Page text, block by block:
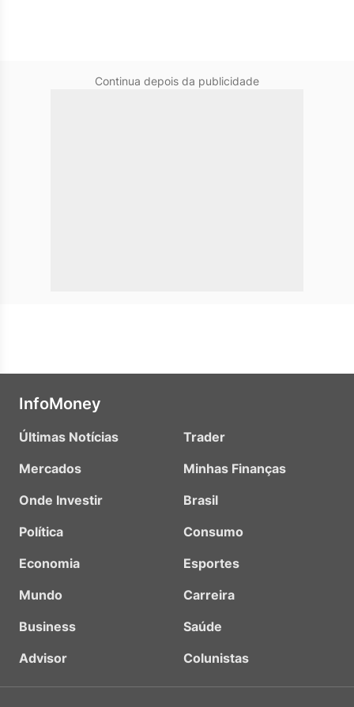
Continua depois da publicidade
InfoMoney
Últimas Notícias
Mercados
Onde Investir
Política
Economia
Mundo
Business
Advisor
Trader
Minhas Finanças
Brasil
Consumo
Esportes
Carreira
Saúde
Colunistas